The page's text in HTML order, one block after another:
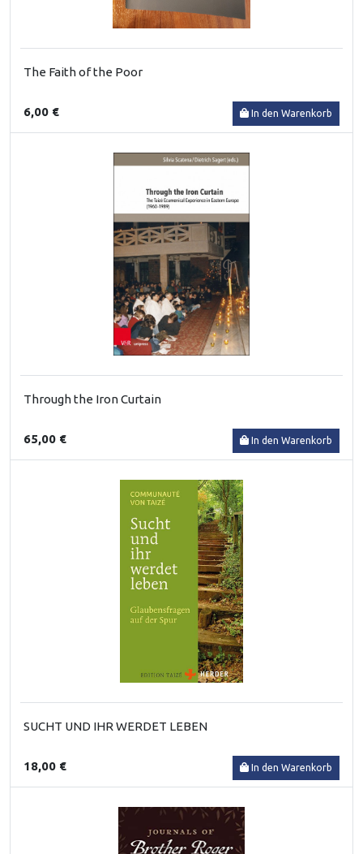
The Faith of the Poor
6,00 € In den Warenkorb
Through the Iron Curtain
65,00 € In den Warenkorb
SUCHT UND IHR WERDET LEBEN
18,00 € In den Warenkorb